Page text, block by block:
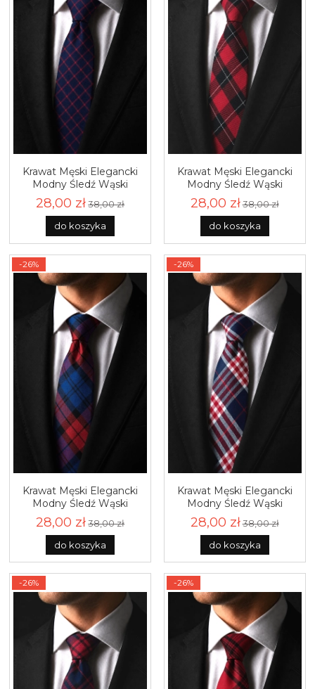
Krawat Męski Elegancki
Modny Śledź Wąski
Granatowy w Kratę G779
28,00 zł 38,00 zł
do koszyka
Krawat Męski Elegancki
Modny Śledź Wąski
Czerwony w Kratę G780
28,00 zł38,00 zł
do koszyka
Krawat Męski Elegancki
Modny Śledź Wąski
Granatowy w Kratę G781
28,00 zł 38,00 zł
do koszyka
-26%
Krawat Męski Elegancki
Modny Śledź Wąski
Granatowy w Kratę G782
28,00 zł38,00 zł
do koszyka
-26%
-26% -26%